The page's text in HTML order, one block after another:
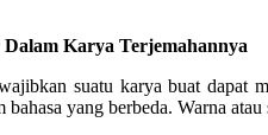
Karya Terjemahannya
suatu karya buat dapat
yang berbeda. Warna